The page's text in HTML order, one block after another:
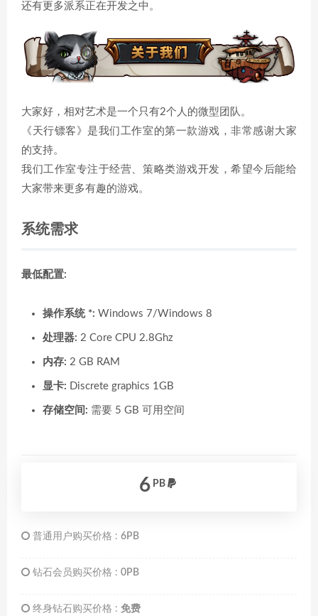
还有更多派系正在开发之中。
大家好，相对艺术是一个只有2个人的微型团队。
《天行镖客》是我们工作室的第一款游戏，非常感谢大家
的支持。
我们工作室专注于经营、策略类游戏开发，希望今后能给
大家带来更多有趣的游戏。
系统需求
最低配置:
操作系统 *: Windows 7/Windows 8
处理器: 2 Core CPU 2.8Ghz
内存: 2 GB RAM
显卡: Discrete graphics 1GB
存储空间: 需要 5 GB 可用空间
6 PB
普通用户购买价格 : 6PB
钻石会员购买价格 : 0PB
终身钻石购买价格 : 免费